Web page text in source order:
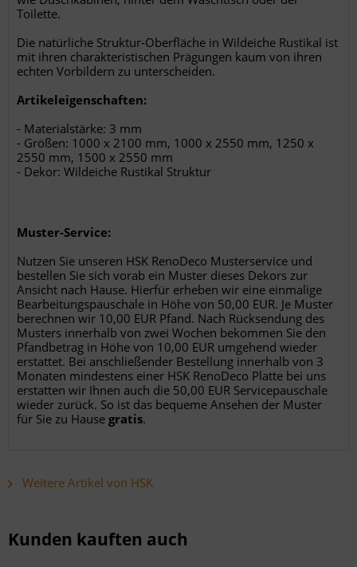
Toilette.
Die natürliche Struktur-Oberfläche in Wildeiche Rustikal ist
mit ihren charakteristischen Prägungen kaum von ihren
echten Vorbildern zu unterscheiden.
Artikeleigenschaften:
- Materialstärke: 3 mm
- Größen: 1000 x 2100 mm, 1000 x 2550 mm, 1250 x
2550 mm, 1500 x 2550 mm
- Dekor: Wildeiche Rustikal Struktur
Muster-Service:
Nutzen Sie unseren HSK RenoDeco Musterservice und
bestellen Sie sich vorab ein Muster dieses Dekors zur
Ansicht nach Hause. Hierfür erheben wir eine einmalige
Bearbeitungspauschale in Höhe von 50,00 EUR. Je Muster
berechnen wir 10,00 EUR Pfand. Nach Rücksendung des
Musters innerhalb von zwei Wochen bekommen Sie den
Pfandbetrag in Höhe von 10,00 EUR umgehend wieder
erstattet. Bei anschließender Bestellung innerhalb von 3
Monaten mindestens einer HSK RenoDeco Platte bei uns
erstatten wir Ihnen auch die 50,00 EUR Servicepauschale
wieder zurück. So ist das bequeme Ansehen der Muster
für Sie zu Hause gratis.
Weitere Artikel von HSK
Kunden kauften auch